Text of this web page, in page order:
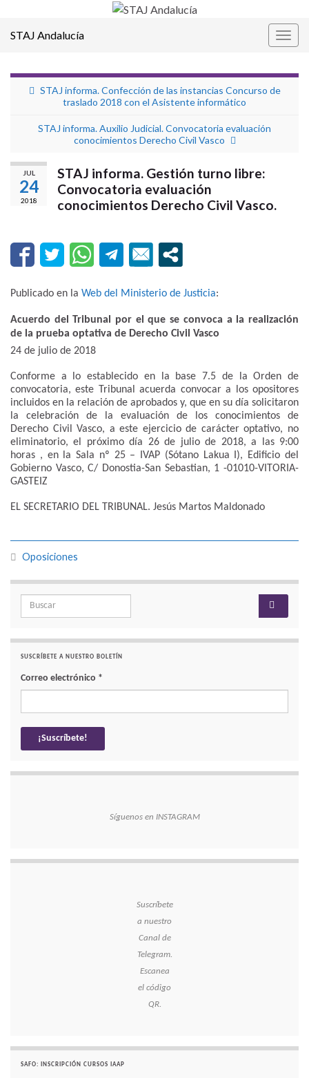
STAJ Andalucía
STAJ informa. Confección de las instancias Concurso de
traslado 2018 con el Asistente informático
STAJ informa. Auxilio Judicial. Convocatoria evaluación
conocimientos Derecho Civil Vasco
JUL
24
2018
STAJ informa. Gestión turno libre:
Convocatoria evaluación
conocimientos Derecho Civil Vasco.
Publicado en la Web del Ministerio de Justicia:
Acuerdo del Tribunal por el que se convoca a la realización
de la prueba optativa de Derecho Civil Vasco
24 de julio de 2018
Conforme a lo establecido en la base 7.5 de la Orden de
convocatoria, este Tribunal acuerda convocar a los opositores
incluidos en la relación de aprobados y, que en su día solicitaron
la celebración de la evaluación de los conocimientos de
Derecho Civil Vasco, a este ejercicio de carácter optativo, no
eliminatorio, el próximo día 26 de julio de 2018, a las 9:00
horas , en la Sala nº 25 – IVAP (Sótano Lakua I), Edificio del
Gobierno Vasco, C/ Donostia-San Sebastian, 1 -01010-VITORIA-
GASTEIZ
EL SECRETARIO DEL TRIBUNAL. Jesús Martos Maldonado
Oposiciones
Search for:
SUSCRÍBETE A NUESTRO BOLETÍN
Correo electrónico *
Síguenos en INSTAGRAM
Suscríbete
a nuestro
Canal de
Telegram.
Escanea
el código
QR.
SAFO: INSCRIPCIÓN CURSOS IAAP